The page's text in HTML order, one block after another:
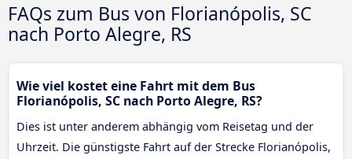
FAQs zum Bus von Florianópolis, SC
nach Porto Alegre, RS
Wie viel kostet eine Fahrt mit dem Bus
Florianópolis, SC nach Porto Alegre, RS?
Dies ist unter anderem abhängig vom Reisetag und der
Uhrzeit. Die günstigste Fahrt auf der Strecke Florianópolis,